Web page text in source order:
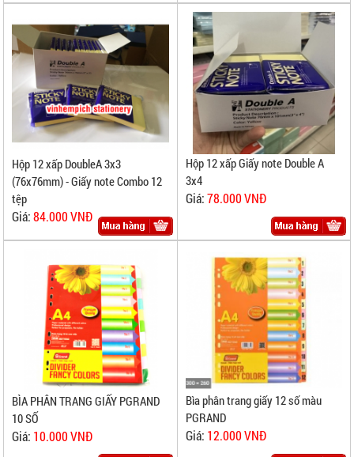
Hộp 12 xấp DoubleA 3x3
(76x76mm) - Giấy note Combo 12
tệp
Giá:84.000 VNĐ
Hộp 12 xấp Giấy note Double A
3x4
Giá:78.000 VNĐ
BÌA PHÂN TRANG GIẤY PGRAND
10 SỐ
Giá: 10.000 VNĐ
Bìa phân trang giấy 12 số màu
PGRAND
Giá: 12.000 VNĐ